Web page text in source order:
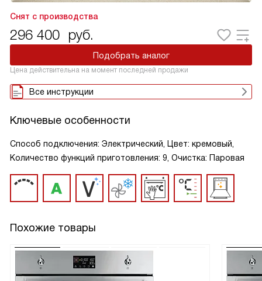
Снят с производства
296 400 руб.
Подобрать аналог
Цена действительна на момент последней продажи
Все инструкции
Ключевые особенности
Способ подключения: Электрический, Цвет: кремовый,
Количество функций приготовления: 9, Очистка: Паровая
Похожие товары